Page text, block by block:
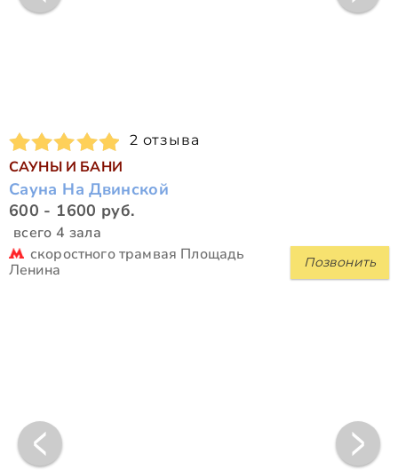
2 отзыва
САУНЫ И БАНИ
Сауна На Двинской
600 - 1600 руб.
всего 4 зала
Позвонить
скоростного трамвая Площадь
Ленина